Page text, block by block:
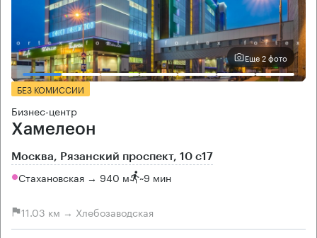
Еще 2 фото
БЕЗ КОМИССИИ
Бизнес-центр
Хамелеон
Москва, Рязанский проспект, 10 с17
Стахановская → 940 м ~9 мин
11.03 км → Хлебозаводская